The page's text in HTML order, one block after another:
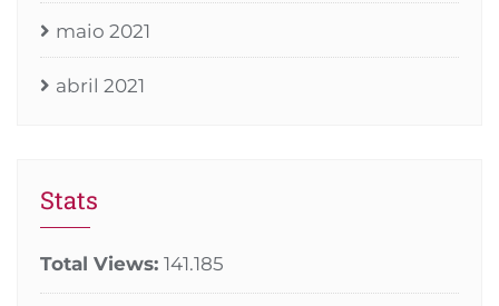
maio 2021
abril 2021
Stats
Total Views: 141.185